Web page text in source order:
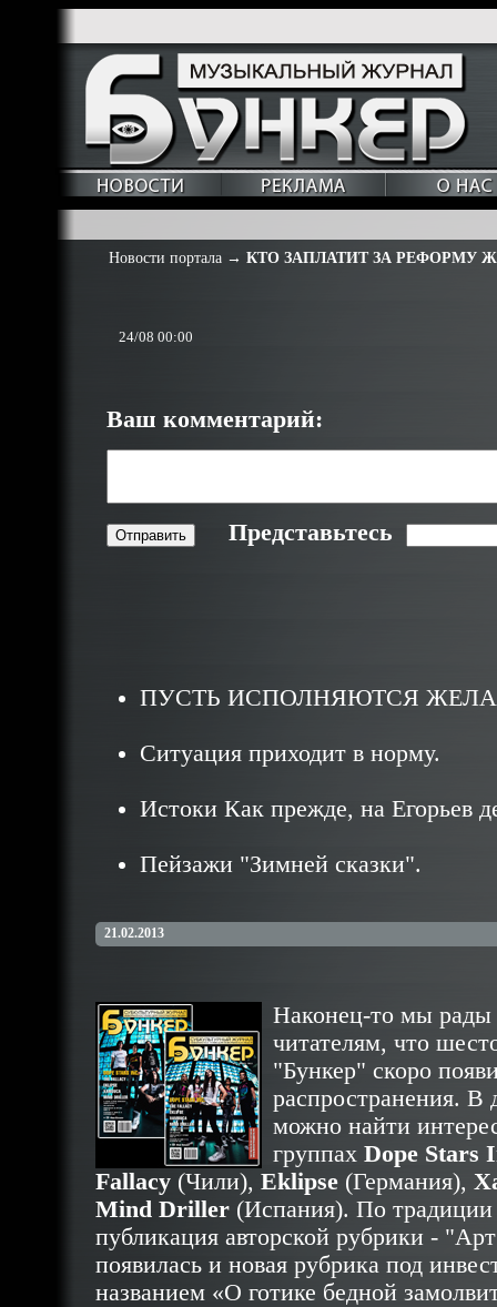
Новости портала→ КТО ЗАПЛАТИТ ЗА РЕФОРМУ
24/08 00:00
Ваш комментарий:
Представьтесь
ПУСТЬ ИСПОЛНЯЮТСЯ
Ситуация приходит в норму.
Истоки Как прежде, на Егорьев
Пейзажи "Зимней сказки".
21.02.2013
Наконец-то мы
читателям, что
"Бункер" скоро
распространения. В
можно найти
группах Dope Stars
Fallacy(Чили), Eklipse(Германия),
Mind Driller(Испания). По традиции
публикация авторской рубрики -
появилась и новая рубрика под
названием «О готике бедной